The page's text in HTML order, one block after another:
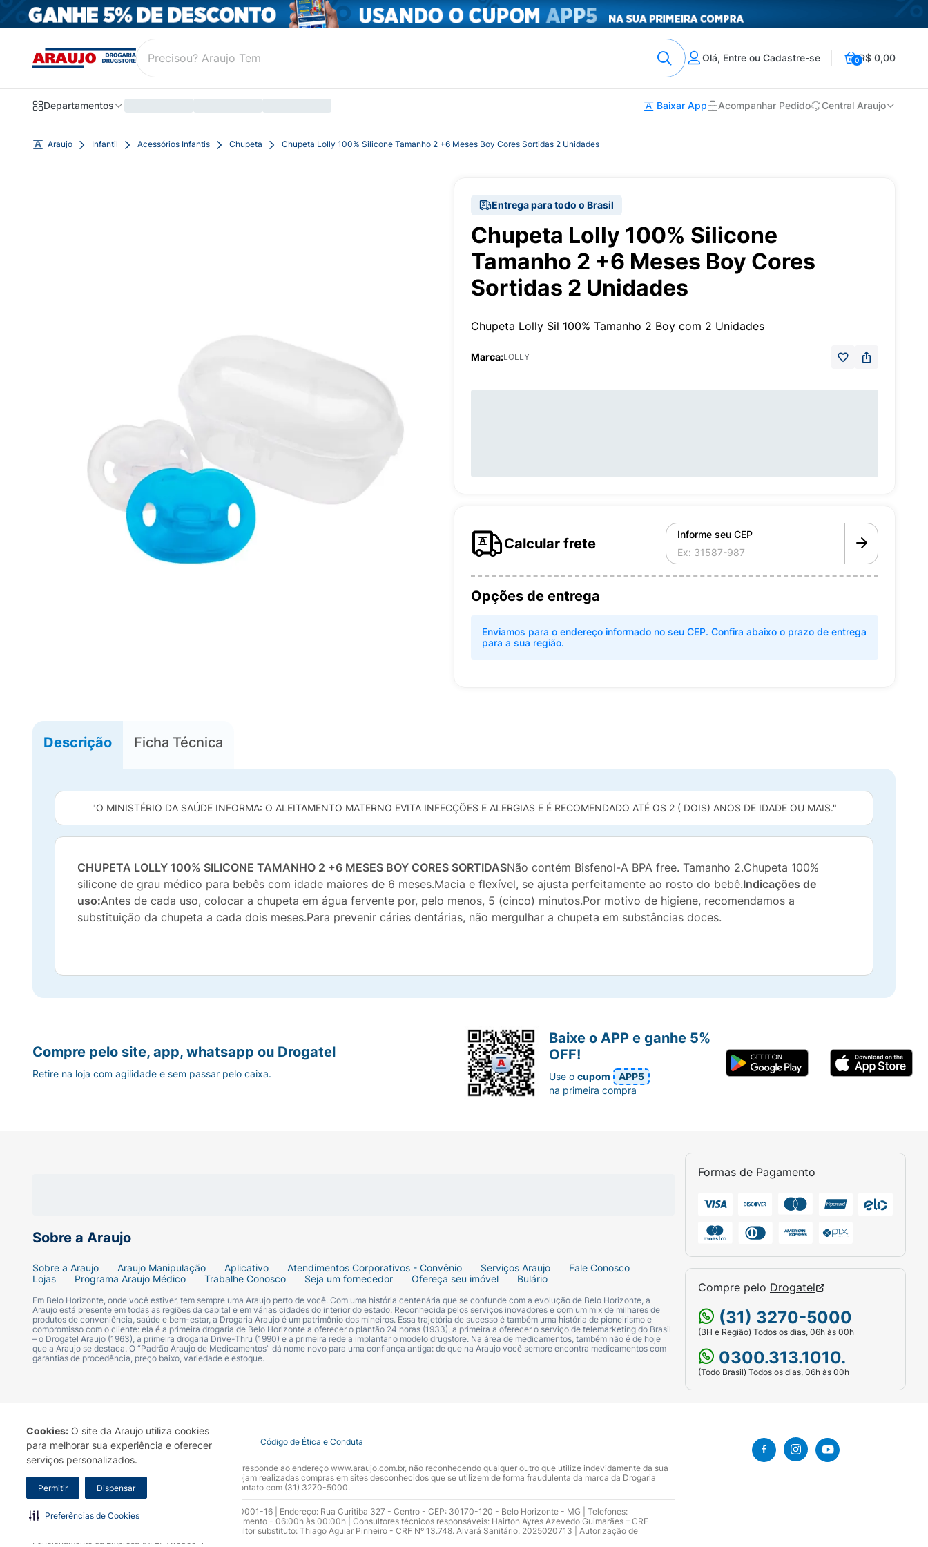
Cookies: O site da Araujo utiliza cookies
para melhorar sua experiência e oferecer
serviços personalizados.
Permitir Dispensar
Preferências de Cookies
Olá, Entre ou Cadastre-se 0R$ 0,00
Departamentos Baixar App Acompanhar Pedido Central Araujo
Araujo Infantil Acessórios Infantis Chupeta Chupeta Lolly 100% Silicone Tamanho 2 +6 Meses Boy Cores Sortidas 2 Unidades
Entrega para todo o Brasil
Chupeta Lolly 100% Silicone
Tamanho 2 +6 Meses Boy Cores
Sortidas 2 Unidades
Chupeta Lolly Sil 100% Tamanho 2 Boy com 2 Unidades
Marca:LOLLY
Calcular frete
Informe seu CEP
Opções de entrega
Enviamos para o endereço informado no seu CEP. Confira abaixo o prazo de entrega
para a sua região.
Descrição Ficha Técnica
"O MINISTÉRIO DA SAÚDE INFORMA: O ALEITAMENTO MATERNO EVITA INFECÇÕES E ALERGIAS E É RECOMENDADO ATÉ OS 2 ( DOIS) ANOS DE IDADE OU MAIS."
CHUPETA LOLLY 100% SILICONE TAMANHO 2 +6 MESES BOY CORES SORTIDASNão contém Bisfenol-A BPA free. Tamanho 2.Chupeta 100%
silicone de grau médico para bebês com idade maiores de 6 meses.Macia e flexível, se ajusta perfeitamente ao rosto do bebê.Indicações de
uso:Antes de cada uso, colocar a chupeta em água fervente por, pelo menos, 5 (cinco) minutos.Por motivo de higiene, recomendamos a
substituição da chupeta a cada dois meses.Para prevenir cáries dentárias, não mergulhar a chupeta em substâncias doces.
Sobre a Araujo
Sobre a Araujo Araujo Manipulação Aplicativo Atendimentos Corporativos - Convênio Serviços Araujo
Fale Conosco
Lojas
Programa Araujo Médico Trabalhe Conosco Seja um fornecedor Ofereça seu imóvel Bulário
Em Belo Horizonte, onde você estiver, tem sempre uma Araujo perto de você. Com uma história centenária que se confunde com a evolução de Belo Horizonte, a
Araujo está presente em todas as regiões da capital e em várias cidades do interior do estado. Reconhecida pelos serviços inovadores e com um mix de milhares de
produtos de conveniência, saúde e bem-estar, a Drogaria Araujo é um patrimônio dos mineiros. Essa trajetória de sucesso é também uma história de pioneirismo e
compromisso com o cliente: ela é a primeira drogaria de Belo Horizonte a oferecer o plantão 24 horas (1933), a primeira a oferecer o serviço de telemarketing do Brasil
– o Drogatel Araujo (1963), a primeira drogaria Drive-Thru (1990) e a primeira rede a implantar o modelo drugstore. Na área de medicamentos, também não é de hoje
que a Araujo se destaca. O “Padrão Araujo de Medicamentos” dá nome novo para uma confiança antiga: de que na Araujo você sempre encontra medicamentos com
garantias de procedência, preço baixo, variedade e estoque.
Formas de Pagamento
Compre pelo Drogatel
(31) 3270-5000
(BH e Região) Todos os dias, 06h às 00h
0300.313.1010.
(Todo Brasil) Todos os dias, 06h às 00h
Compre pelo site, app, whatsapp ou Drogatel
Retire na loja com agilidade e sem passar pelo caixa.
Baixe o APP e ganhe 5%
OFF!
Use ocupom
APP5
na primeira compra
Termo de Uso Portal da Privacidade Covid-19 Código de Ética e Conduta
A Drogaria Araujo S/A informa que o seu site oficial corresponde ao endereço www.araujo.com.br, não reconhecendo qualquer outro que utilize indevidamente da sua
marca. Para sua segurança recomendamos que não sejam realizadas compras em sites desconhecidos que se utilizem de forma fraudulenta da marca da Drogaria
Araujo S.A. Em caso de dúvidas, gentileza entrar em contato com (31) 3270-5000.
Razão Social: Drogaria Araujo S.A | CNPJ: 17.256.512.0001-16 | Endereço: Rua Curitiba 327 - Centro - CEP: 30170-120 - Belo Horizonte - MG | Telefones:
0300.313.1010 e (31) 3270-5000 Horário de funcionamento - 06:00h às 00:00h | Consultores técnicos responsáveis: Hairton Ayres Azevedo Guimarães – CRF
10.965 | Yasmin Silva Alvarenga – CRF 52.584 - Consultor substituto: Thiago Aguiar Pinheiro - CRF Nº 13.748. Alvará Sanitário: 2025020713 | Autorização de
Funcionamento da Empresa (AFE): 7.16355-1